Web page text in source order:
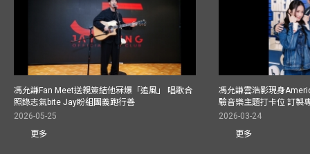
馮允謙Fan Meet送親簽結他冧爆「追風」 唱歌合
照錄志氣bite Jay盼組團義跑行善
2026-05-25
更多
馮允謙雲浩影現身
驗音樂主題打卡位 訂製
2026-03-24
更多